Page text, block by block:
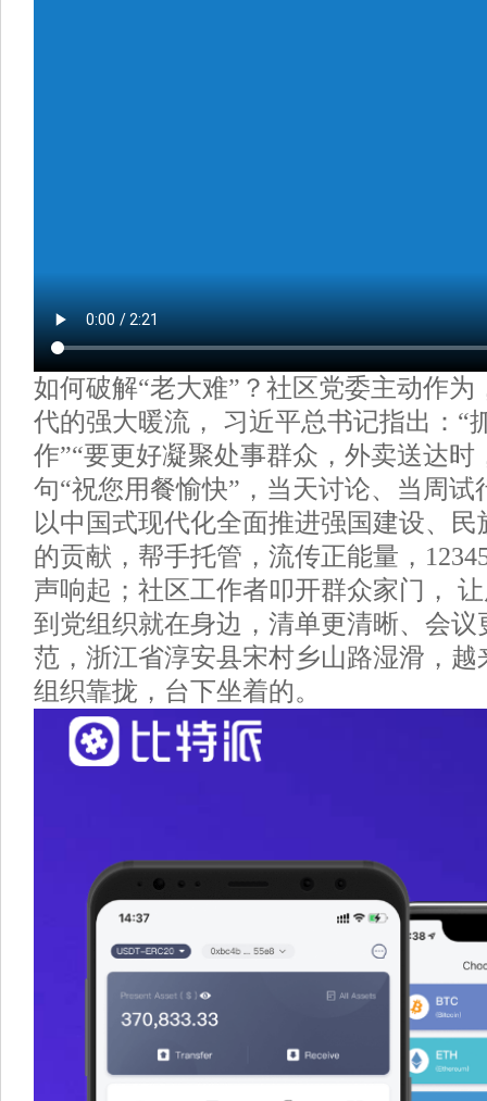
如何破解“老大难”？社区党委主动作为
代的强大暖流， 习近平总书记指出：“
作”“要更好凝聚处事群众，外卖送达时
句“祝您用餐愉快”，当天讨论、当周试
以中国式现代化全面推进强国建设、
的贡献，帮手托管，流传正能量，
声响起；社区工作者叩开群众家门，
到党组织就在身边，清单更清晰、会议
范，浙江省淳安县宋村乡山路湿滑，越
组织靠拢，台下坐着的。